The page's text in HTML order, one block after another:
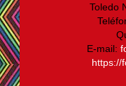
Toledo
E-mail:
https://